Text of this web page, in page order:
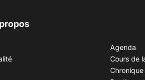
Agenda
Cours de
Chronique